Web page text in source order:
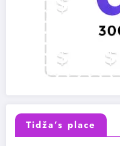
Tidža’s place